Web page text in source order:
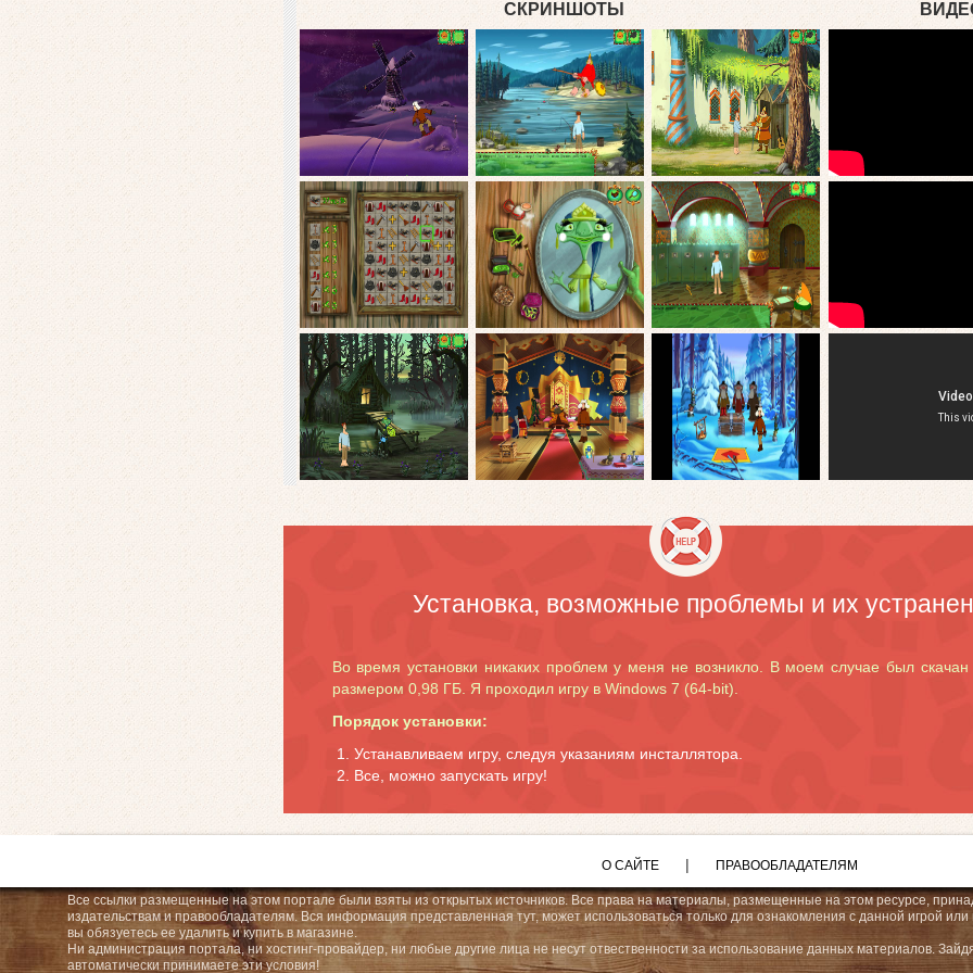
СКРИНШОТЫ
Установка, возможные проблемы и их
Во время установки никаких проблем у меня не возникло. В моем случае был скачан
размером 0,98 ГБ. Я проходил игру в Windows 7 (64-bit).
Порядок установки:
Устанавливаем игру, следуя указаниям инсталлятора.
Все, можно запускать игру!
О САЙТЕ | ПРАВООБЛАДАТЕЛЯМ
Все ссылки размещенные на этом портале были взяты из открытых источников. Все права на материалы, размещенные на этом ресурсе,
издательствам и правообладателям. Вся информация представленная тут, может использоваться только для ознакомления с данной игрой или
вы обязуетесь ее удалить и купить в магазине.
Ни администрация портала, ни хостинг-провайдер, ни любые другие лица не несут отвественности за использование данных материалов.
автоматически принимаете эти условия!